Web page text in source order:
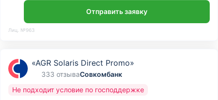
Отправить заявку
Лиц. №963
«AGR Solaris Direct Promo»
333 отзываСовкомбанк
Не подходит условие по господдержке